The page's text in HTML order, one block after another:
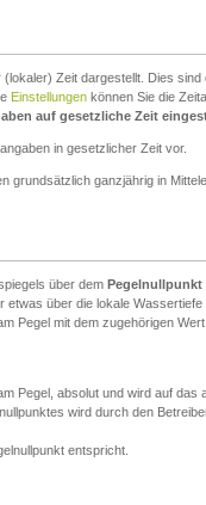
Zeit dargestellt. Dies
Einstellungen können Sie die
auf gesetzliche Zeit
in gesetzlicher Zeit vor.
grundsätzlich ganzjährig in
über dem Pegelnullpunkt
über die lokale
Pegel mit dem zugehörigen
Pegel, absolut und wird auf
wird durch den
entspricht.